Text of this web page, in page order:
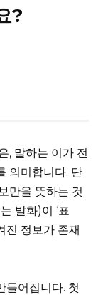
?
, 말하는 이가 전
의미합니다. 단
만을 뜻하는 것
발화)이 ‘표
진 정보가 존재
들어집니다. 첫